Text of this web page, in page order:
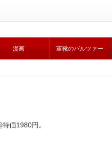
漫画 軍靴のバルツァー
価1980円。